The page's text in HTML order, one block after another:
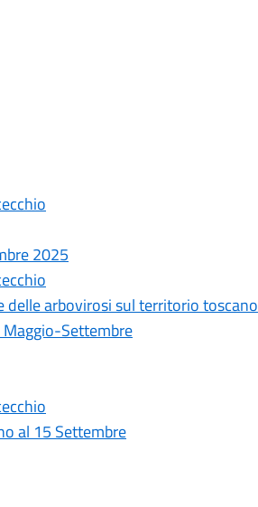
2025
arbovirosi sul territorio toscano
Settembre
al 15 Settembre